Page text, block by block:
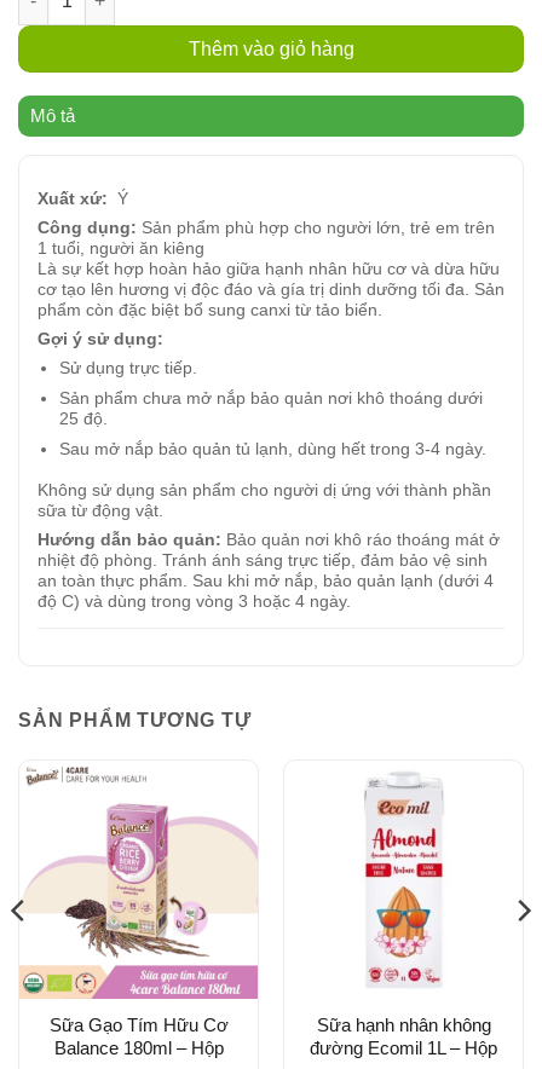
Thêm vào giỏ hàng
Mô tả
Xuất xứ: Ý
Công dụng: Sản phẩm phù hợp cho người lớn, trẻ em trên
1 tuổi, người ăn kiêng
Là sự kết hợp hoàn hảo giữa hạnh nhân hữu cơ và dừa hữu
cơ tạo lên hương vị độc đáo và gía trị dinh dưỡng tối đa. Sản
phẩm còn đặc biệt bổ sung canxi từ tảo biển.
Gợi ý sử dụng:
Sử dụng trực tiếp.
Sản phẩm chưa mở nắp bảo quản nơi khô thoáng dưới
25 độ.
Sau mở nắp bảo quản tủ lạnh, dùng hết trong 3-4 ngày.
Không sử dụng sản phẩm cho người dị ứng với thành phần
sữa từ động vật.
Hướng dẫn bảo quản: Bảo quản nơi khô ráo thoáng mát ở
nhiệt độ phòng. Tránh ánh sáng trực tiếp, đảm bảo vệ sinh
an toàn thực phẩm. Sau khi mở nắp, bảo quản lạnh (dưới 4
độ C) và dùng trong vòng 3 hoặc 4 ngày.
SẢN PHẨM TƯƠNG TỰ
Sữa Gạo Tím Hữu Cơ
Balance 180ml – Hộp
Sữa hạnh nhân không
đường Ecomil 1L – Hộp